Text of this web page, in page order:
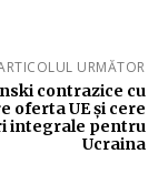
URMĂTOR
contrazice cu
oferta UE și cere
integrale pentru
Ucraina